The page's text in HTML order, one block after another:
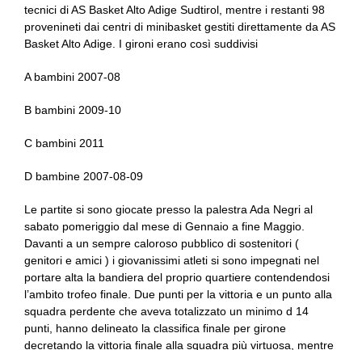
tecnici di AS Basket Alto Adige Sudtirol, mentre i restanti 98
provenineti dai centri di minibasket gestiti direttamente da AS
Basket Alto Adige. I gironi erano così suddivisi
A bambini 2007-08
B bambini 2009-10
C bambini 2011
D bambine 2007-08-09
Le partite si sono giocate presso la palestra Ada Negri al
sabato pomeriggio dal mese di Gennaio a fine Maggio.
Davanti a un sempre caloroso pubblico di sostenitori (
genitori e amici ) i giovanissimi atleti si sono impegnati nel
portare alta la bandiera del proprio quartiere contendendosi
l’ambito trofeo finale. Due punti per la vittoria e un punto alla
squadra perdente che aveva totalizzato un minimo d 14
punti, hanno delineato la classifica finale per girone
decretando la vittoria finale alla squadra più virtuosa, mentre